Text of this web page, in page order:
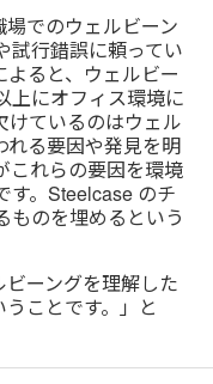
でのウェルビーン
試行錯誤に頼ってい
よると、ウェルビー
上にオフィス環境に
けているのはウェル
れる要因や発見を明
これらの要因を環境
す。Steelcase のチ
ものを埋めるという
ビーングを理解した
ことです。」と